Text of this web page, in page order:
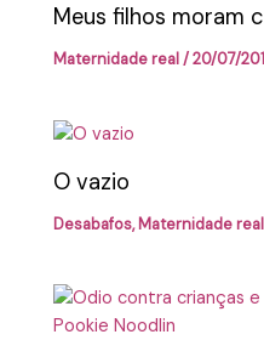
Meus filhos moram
Maternidade real/20/07/
O vazio
Desabafos,Maternidade real